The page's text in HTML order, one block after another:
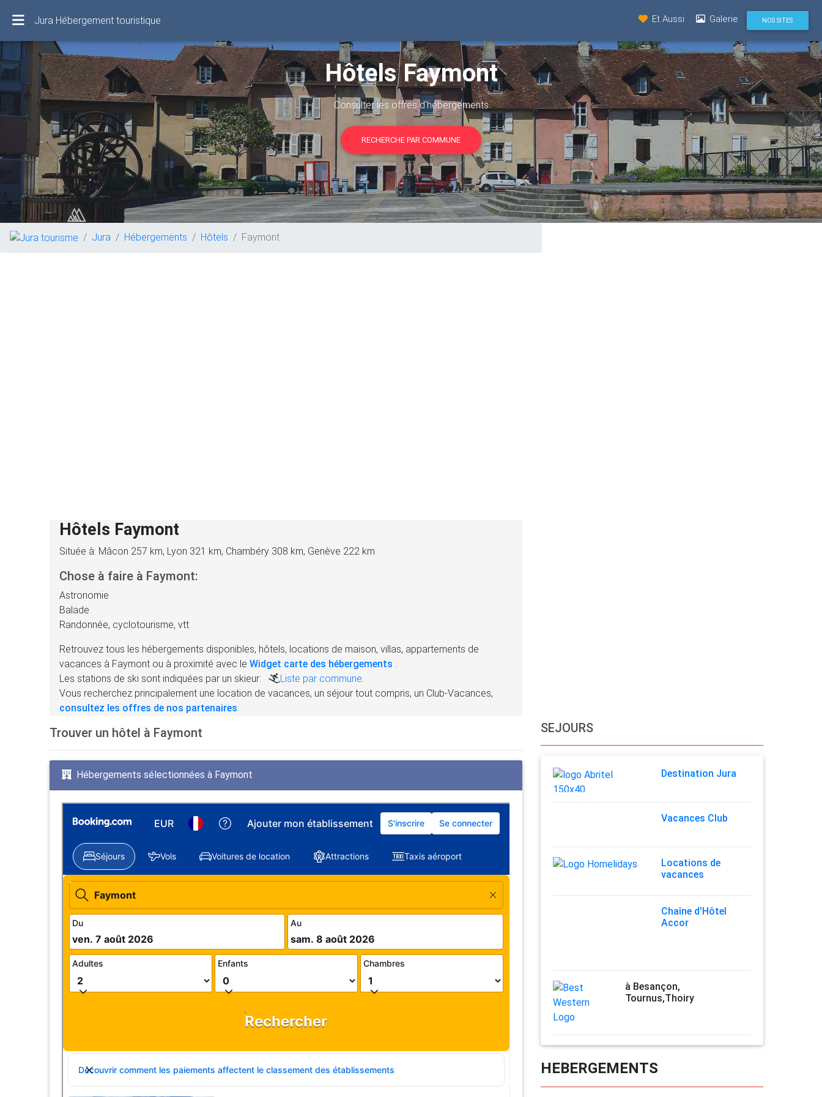
Jura Hébergement touristique Et Aussi Galerie NOS SITES
Hôtels Faymont
Consulter les offres d'hébergements
RECHERCHE PAR COMMUNE
Jura Hébergements Hôtels Faymont
Hôtels Faymont
Située à: Mâcon 257 km, Lyon 321 km, Chambéry 308 km, Genève 222 km
Chose à faire à Faymont:
Astronomie
Balade
Randonnée, cyclotourisme, vtt
Retrouvez tous les hébergements disponibles, hôtels, locations de maison, villas, appartements de
vacances à Faymont ou à proximité avec le Widget carte des hébergements
Les stations de ski sont indiquées par un skieur:
,Liste par commune.
Vous recherchez principalement une location de vacances, un séjour tout compris, un Club-Vacances,
consultez les offres de nos partenaires
Trouver un hôtel à Faymont
Hébergements sélectionnées à Faymont
SEJOURS
Destination Jura
Vacances Club
Locations de
vacances
Chaîne d'Hôtel
Accor
à Besançon,
Tournus,Thoiry
HEBERGEMENTS